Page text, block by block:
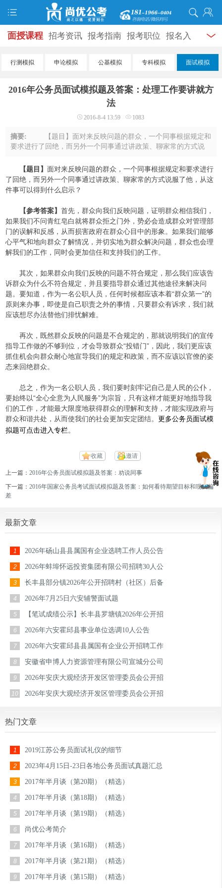
面授课程 招考资讯 报考指南 报考职位 报名入
口 打准考证 成绩查询 面试公告 录用公示 辅导
学员风采
行测模拟 申论模拟 公基模拟 专科模拟 面试模拟
2016年公务员面试模拟题及答案：处理工作要讲就方
法
2016-8-4 13:59 1083
摘要:
【题目】面对来反映问题的群众，一个同事根据规定和
要求进行了回绝，而另外一个同事通过讲政策、聊家常的方式说
群众向我们反映问题，证明群众相信我们 ...
【题目】面对来反映问题的群众，一个同事根据规定和要求进行
了回绝，而另外一个同事通过讲政策、聊家常的方式说服了他，从这
件事可以得到什么启示？
【参考答案】首先，群众向我们反映问题，证明群众相信我们，
如果我们不问青红皂白就将群众拒之门外，势必会造成群众对管理部
门的误解和反感，从而损害政府在群众心目中的形象。如果我们能够
心平气和地向群众了解情况，并切实地为群众解决问题，群众也会理
解我们的工作，同时会更加信任和支持我们的工作。
其次，如果群众向我们反映的问题不符合规定，那么我们应该告
诉群众为什么不符合规定，并且要指导群众通过其他途径来解决问
题。要知道，作为一名公职人员，任何时候都应该本着“群众第一”的
原则来办事，即使是自己职责之外的事情，只要群众有诉求，我们就
应该想尽办法替他们排忧解难。
再次，既然群众反映的问题是不合规定的，那就说明我们的宣传
指导工作做的不够到位，才会导致群众“投错门”，因此，我们更应该
抓住机会向群众耐心地宣导我们的规定和政策，而不应该以官僚的姿
态来回绝群众。
总之，作为一名公职人员，我们要时刻牢记自己是人民的公仆，
要始终以“全心全意为人民服务”为宗旨，只有这样才能更好地指导我
们的工作，才能最大限度地获得群众的理解和支持，才能实现政府与
群众和谐共处，从而使我们的社会更加安定团结。更多公务员面试模
拟题可点击进入专栏。
收藏 邀请
上一篇：2016年公务员面试模拟题及答案：劝说同事
下一篇：2016年国家公务员考试面试模拟题及答案：如何看待期望目标和现实偏
差
最新文章
1 2026年砀山县县属国有企业选聘工作人员公告
2 2026年蚌埠怀远投资集团有限公司招聘30人公
3 长丰县部分镇2026年公开招聘村（社区）后备
4 2026年7月25日六安辅警面试题
5 【笔试成绩公示】长丰县罗塘镇2026年公开招
6 2026年六安霍邱县事业单位选调10人公告
7 2026年六安霍邱县县属国有企业公开招聘工作
8 安徽省申博人力资源管理有限公司宣城分公司
9 2026年安庆大观经济开发区管理委员会公开招
10 2026年安庆大观经济开发区管理委员会公开招
热门文章
1 2019江苏公务员面试礼仪的细节
2 2023年4月15日-23日各地公务员面试真题汇总
3 2017年半月谈（第20期）（精选）
4 2017年半月谈（第18期）（精选）
5 2017年半月谈（第19期）（精选）
6 尚优公考简介
7 2017年半月谈（第16期）（精选）
8 2017年半月谈（第21期）（精选）
9 2017年半月谈（第15期）（精选）